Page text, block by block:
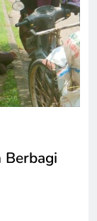
Berbagi